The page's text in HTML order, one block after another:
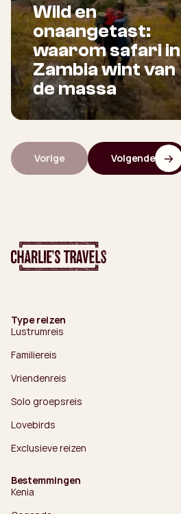
Wild en
onaangetast:
waarom safari in
Zambia wint van
de massa
Vorige Volgende
Type reizen
Lustrumreis
Familiereis
Vriendenreis
Solo groepsreis
Lovebirds
Exclusieve reizen
Bestemmingen
Kenia